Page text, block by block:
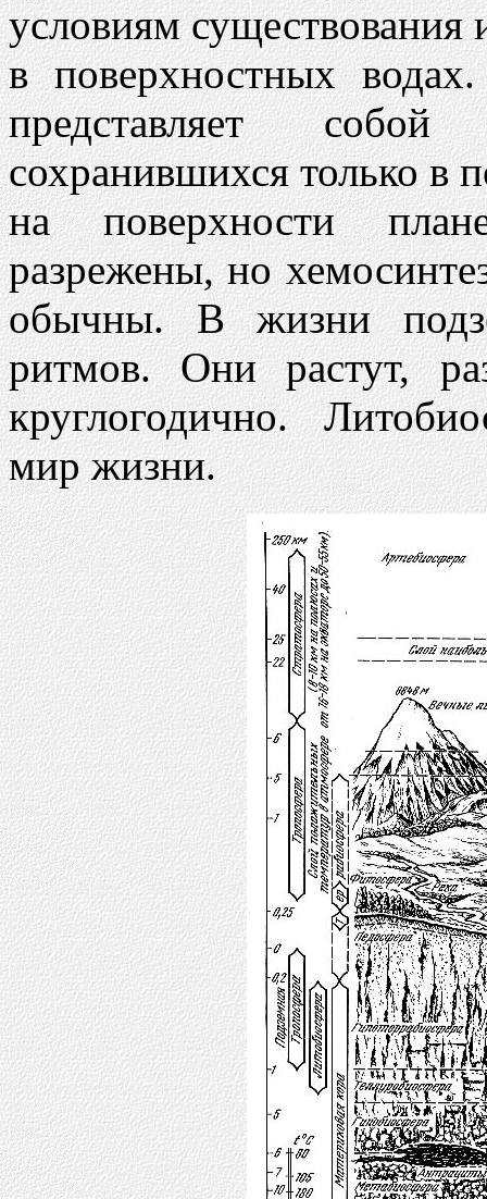
условиям существования
в поверхностных
представляет
сохранившихся только в
на поверхности
разрежены, но
обычны. В жизни
ритмов. Они растут,
круглогодично.
мир жизни.